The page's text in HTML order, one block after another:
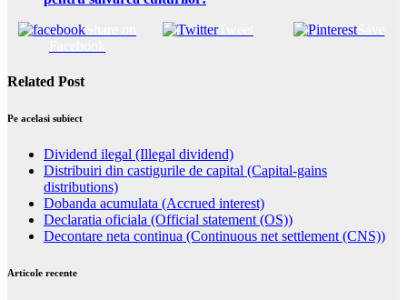
Tweet Save
Related Post
Pe acelasi subiect
Dividend ilegal (Illegal dividend)
Distribuiri din castigurile de capital (Capital-gains
distributions)
Dobanda acumulata (Accrued interest)
Declaratia oficiala (Official statement (OS))
Decontare neta continua (Continuous net settlement (CNS))
Articole recente